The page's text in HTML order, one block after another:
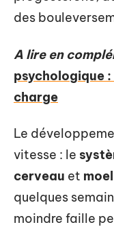
des
A lire en
psychologique
charge
Le
vitesse : le
cerveau et
quelques
moindre faille